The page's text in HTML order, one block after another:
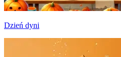
Dzień dyni